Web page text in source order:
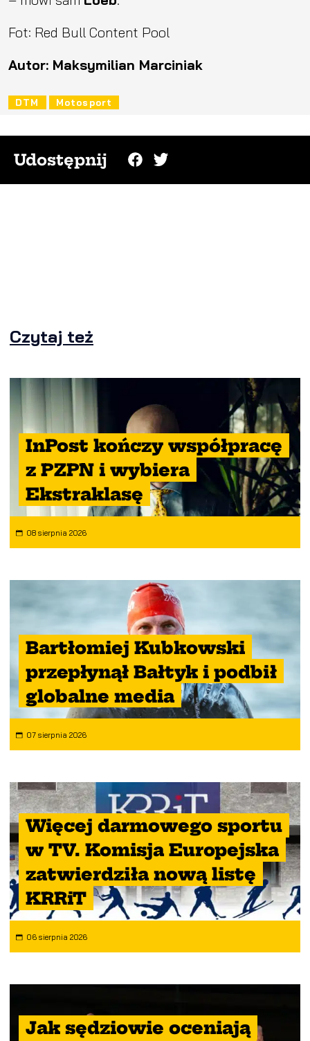
Fot: Red Bull Content Pool
Autor: Maksymilian Marciniak
DTM Motosport
Udostępnij
Czytaj też
InPost kończy współpracę
z PZPN i wybiera
Ekstraklasę
08 sierpnia 2026
Bartłomiej Kubkowski
przepłynął Bałtyk i podbił
globalne media
07 sierpnia 2026
Więcej darmowego sportu
w TV. Komisja Europejska
zatwierdziła nową listę
KRRiT
06 sierpnia 2026
Jak sędziowie oceniają